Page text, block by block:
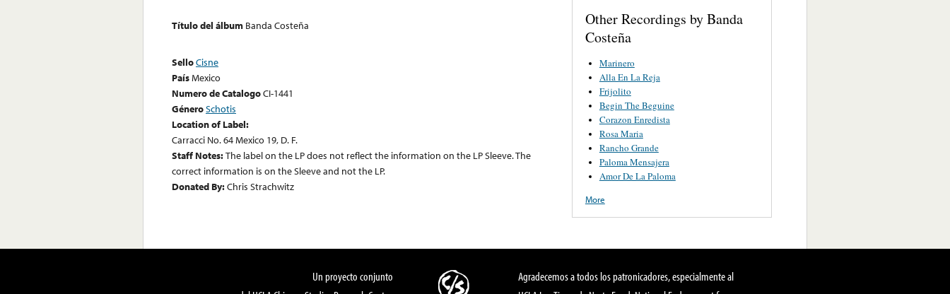
Título del álbum Banda Costeña
SelloCisne
PaísMexico
Numero de CatalogoCI-1441
GéneroSchotis
Location of Label:
Carracci No. 64 Mexico 19, D. F.
Staff Notes:The label on the LP does not reflect the information on the LP Sleeve. The
correct information is on the Sleeve and not the LP.
Donated By:Chris Strachwitz
Other Recordings by Banda
Costeña
Marinero
Alla En La Reja
Frijolito
Begin The Beguine
Corazon Enredista
Rosa Maria
Rancho Grande
Paloma Mensajera
Amor De La Paloma
More
Un proyecto conjunto
Agradecemos a todos los patronicadores, especialmente al